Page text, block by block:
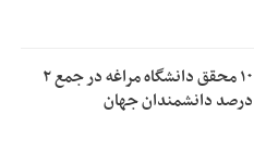
۱۰ محقق دانشگاه مراغه در جمع ۲
درصد دانشمندان جهان